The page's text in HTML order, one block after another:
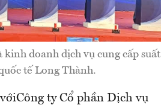
doanh dịch vụ cung cấp suất
tế Long Thành.
ty Cổ phần Dịch vụ